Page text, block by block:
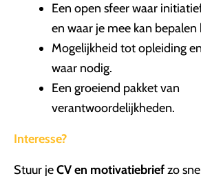
Een open sfeer waar
en waar je mee kan
Mogelijkheid tot opleiding
waar nodig.
Een groeiend pakket van
verantwoordelijkheden.
Interesse?
Stuur jeCV en motivatiebriefzo